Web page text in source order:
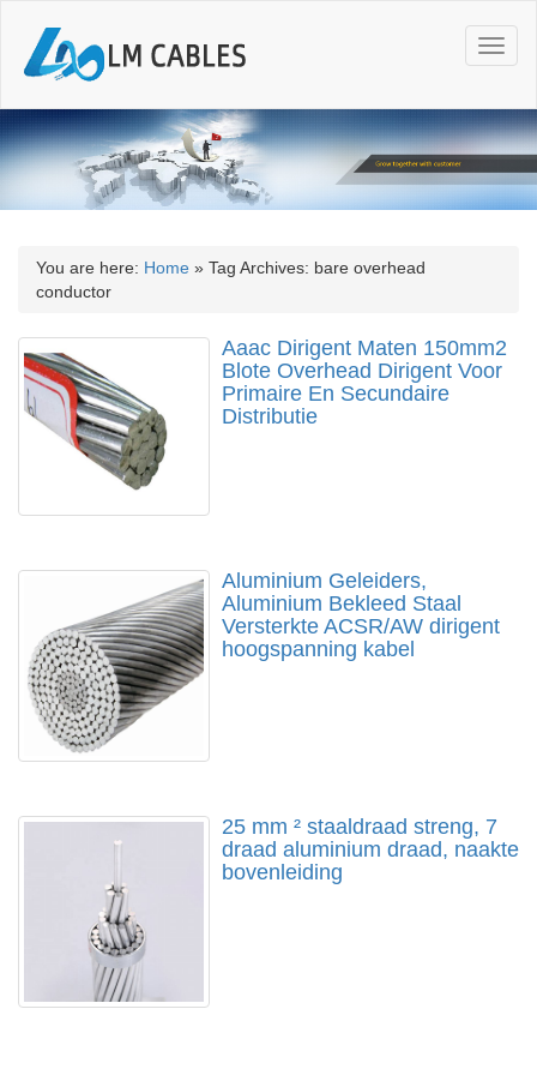
T
o
g
l
n
a
i
o
You are here: Home » Tag Archives: bare overhead
conductor
Aaac Dirigent Maten 150mm2
Blote Overhead Dirigent Voor
Primaire En Secundaire
Distributie
Aluminium Geleiders,
Aluminium Bekleed Staal
Versterkte ACSR/AW dirigent
hoogspanning kabel
25 mm ² staaldraad streng, 7
draad aluminium draad, naakte
bovenleiding